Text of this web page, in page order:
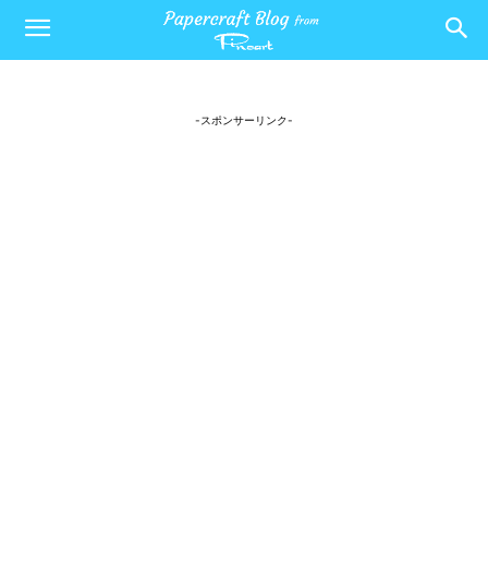
-スポンサーリンク-